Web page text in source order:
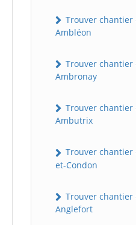
Trouver
Ambléon
Trouver
Ambronay
Trouver
Ambutrix
Trouver
et-Condon
Trouver
Anglefort